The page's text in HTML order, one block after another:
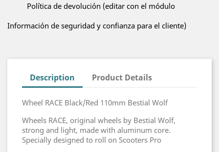
Política de devolución (editar con el módulo
Información de seguridad y confianza para el cliente)
Description Product Details
Wheel RACE Black/Red 110mm Bestial Wolf
Wheels RACE, original wheels by Bestial Wolf,
strong and light, made with aluminum core.
Specially designed to roll on Scooters Pro